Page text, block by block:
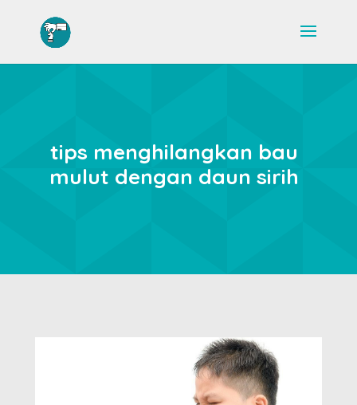
tips menghilangkan bau
mulut dengan daun sirih